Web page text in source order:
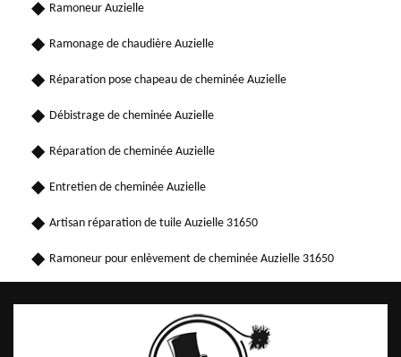
Ramoneur Auzielle
Ramonage de chaudière Auzielle
Réparation pose chapeau de cheminée Auzielle
Débistrage de cheminée Auzielle
Réparation de cheminée Auzielle
Entretien de cheminée Auzielle
Artisan réparation de tuile Auzielle 31650
Ramoneur pour enlèvement de cheminée Auzielle 31650